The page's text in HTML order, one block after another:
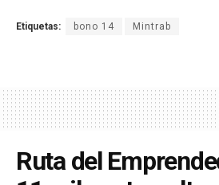
Etiquetas: bono 14 Mintrab
Ruta del